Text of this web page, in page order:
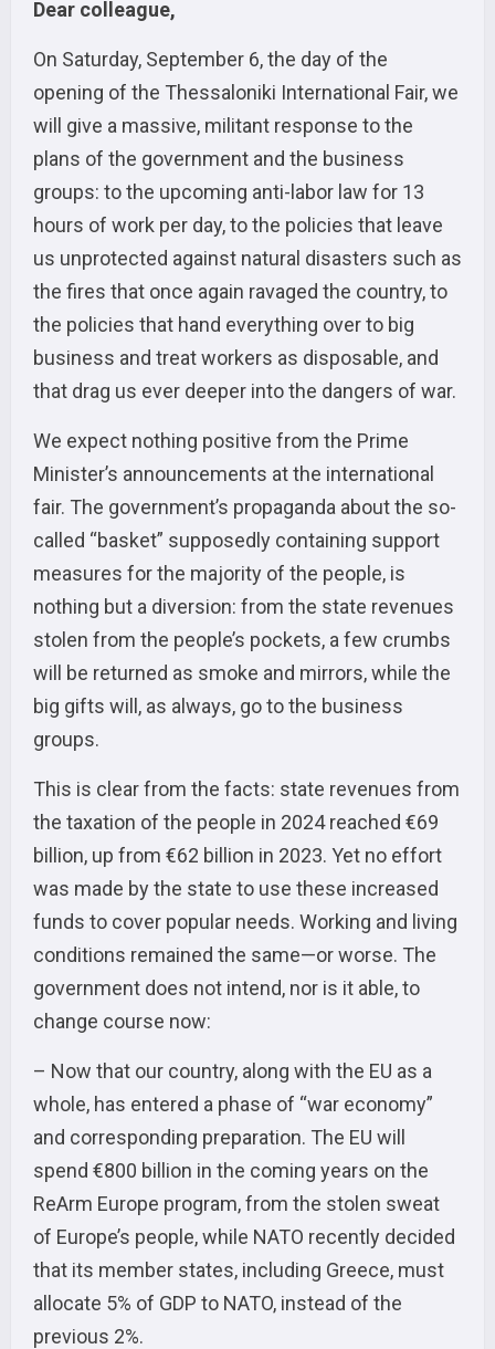
Dear colleague,
On Saturday, September 6, the day of the
opening of the Thessaloniki International Fair, we
will give a massive, militant response to the
plans of the government and the business
groups: to the upcoming anti-labor law for 13
hours of work per day, to the policies that leave
us unprotected against natural disasters such as
the fires that once again ravaged the country, to
the policies that hand everything over to big
business and treat workers as disposable, and
that drag us ever deeper into the dangers of war.
We expect nothing positive from the Prime
Minister’s announcements at the international
fair. The government’s propaganda about the so-
called “basket” supposedly containing support
measures for the majority of the people, is
nothing but a diversion: from the state revenues
stolen from the people’s pockets, a few crumbs
will be returned as smoke and mirrors, while the
big gifts will, as always, go to the business
groups.
This is clear from the facts: state revenues from
the taxation of the people in 2024 reached €69
billion, up from €62 billion in 2023. Yet no effort
was made by the state to use these increased
funds to cover popular needs. Working and living
conditions remained the same—or worse. The
government does not intend, nor is it able, to
change course now:
– Now that our country, along with the EU as a
whole, has entered a phase of “war economy”
and corresponding preparation. The EU will
spend €800 billion in the coming years on the
ReArm Europe program, from the stolen sweat
of Europe’s people, while NATO recently decided
that its member states, including Greece, must
allocate 5% of GDP to NATO, instead of the
previous 2%.